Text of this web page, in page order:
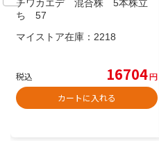
チワカエデ 混合株 5本株立
ち 57
マイストア在庫： 2218
税込 16704円
カートに入れる